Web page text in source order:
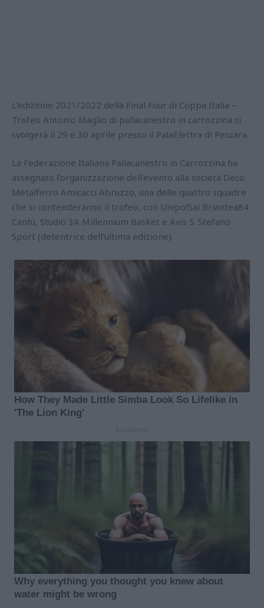
L’edizione 2021/2022 della Final Four di Coppa Italia –
Trofeo Antonio Maglio di pallacanestro in carrozzina si
svolgerà il 29 e 30 aprile presso il PalaElettra di Pescara.
La Federazione Italiana Pallacanestro in Carrozzina ha
assegnato l’organizzazione dell’evento alla società Deco
Metalferro Amicacci Abruzzo, una delle quattro squadre
che si contenderanno il trofeo, con UnipolSai Briantea84
Cantù, Studio 3A Millennium Basket e Avis S. Stefano
Sport (detentrice dell’ultima edizione).